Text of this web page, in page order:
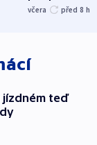
UEFA trvá na
včera před 8 h
jízdném teď